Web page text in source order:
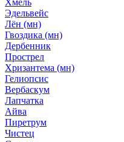
Хмель
Эдельвейс
Лён (мн)
Гвоздика (мн)
Дербенник
Прострел
Хризантема (мн)
Гелиопсис
Вербаскум
Лапчатка
Айва
Пиретрум
Чистец